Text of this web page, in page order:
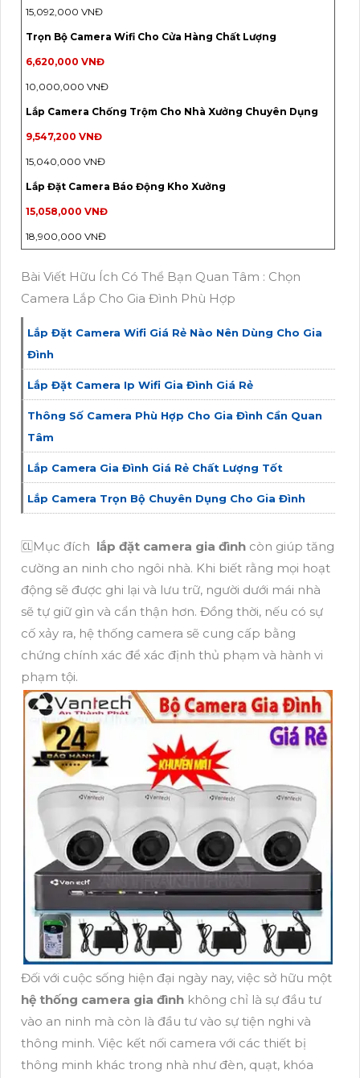
15,092,000 VNĐ
Trọn Bộ Camera Wifi Cho Cửa Hàng Chất Lượng
6,620,000 VNĐ
10,000,000 VNĐ
Lắp Camera Chống Trộm Cho Nhà Xưởng Chuyên Dụng
9,547,200 VNĐ
15,040,000 VNĐ
Lắp Đặt Camera Báo Động Kho Xưởng
15,058,000 VNĐ
18,900,000 VNĐ
Bài Viết Hữu Ích Có Thể Bạn Quan Tâm : Chọn
Camera Lắp Cho Gia Đình Phù Hợp
Lắp Đặt Camera Wifi Giá Rẻ Nào Nên Dùng Cho Gia
Đình
Lắp Đặt Camera Ip Wifi Gia Đình Giá Rẻ
Thông Số Camera Phù Hợp Cho Gia Đình Cần Quan
Tâm
Lắp Camera Gia Đình Giá Rẻ Chất Lượng Tốt
Lắp Camera Trọn Bộ Chuyên Dụng Cho Gia Đình
🆑Mục đích lắp đặt camera gia đình còn giúp tăng
cường an ninh cho ngôi nhà. Khi biết rằng mọi hoạt
động sẽ được ghi lại và lưu trữ, người dưới mái nhà
sẽ tự giữ gìn và cẩn thận hơn. Đồng thời, nếu có sự
cố xảy ra, hệ thống camera sẽ cung cấp bằng
chứng chính xác để xác định thủ phạm và hành vi
phạm tội.
Đối với cuộc sống hiện đại ngày nay, việc sở hữu một
hệ thống camera gia đình không chỉ là sự đầu tư
vào an ninh mà còn là đầu tư vào sự tiện nghi và
thông minh. Việc kết nối camera với các thiết bị
thông minh khác trong nhà như đèn, quạt, khóa